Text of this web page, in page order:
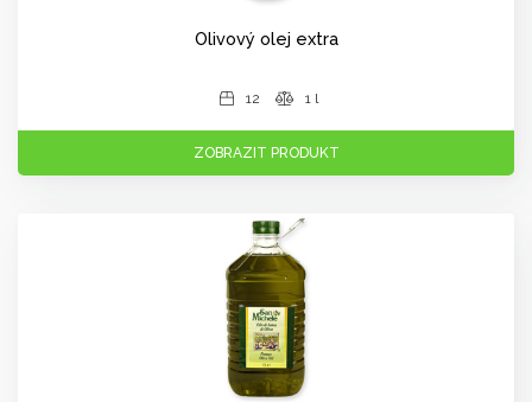
Olivový olej extra
12 1 l
ZOBRAZIT PRODUKT